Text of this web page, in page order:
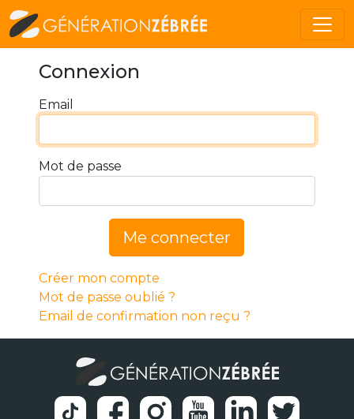
Connexion
Email
Mot de passe
Me connecter
Créer mon compte
Mot de passe oublié ?
Email de confirmation non reçu ?